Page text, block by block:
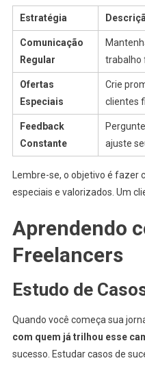
Estratégia
Comunicação
Regular
trabalho
Ofertas
Especiais
Crie
clientes
Feedback
Constante
ajuste
Lembre-se, o objetivo é fazer
especiais e valorizados. Um
Aprendendo
Freelancers
Estudo de
Quando você começa sua
com quem já trilhou esse
sucesso. Estudar casos de